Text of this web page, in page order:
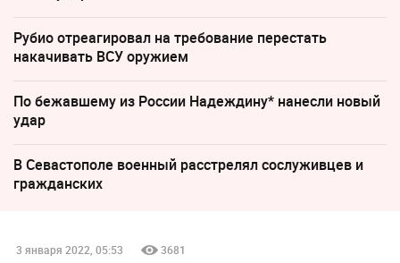
Рубио отреагировал на требование перестать
накачивать ВСУ оружием
По бежавшему из России Надеждину* нанесли новый
удар
В Севастополе военный расстрелял сослуживцев и
гражданских
3 января 2022, 05:53 3681